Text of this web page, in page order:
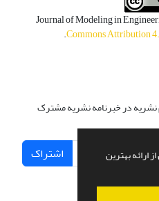
ارائه بهترین
Journal of Modeling in
Commons Attribution
.
نشریه در خبرنامه نشریه مشترک
اشتراک